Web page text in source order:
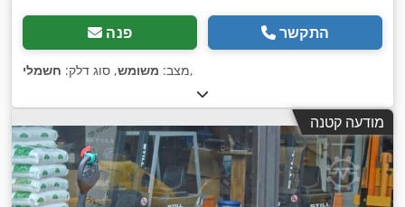
פנה התקשר
מצב: משומש, סוג דלק: חשמלי ,
מודעה קטנה